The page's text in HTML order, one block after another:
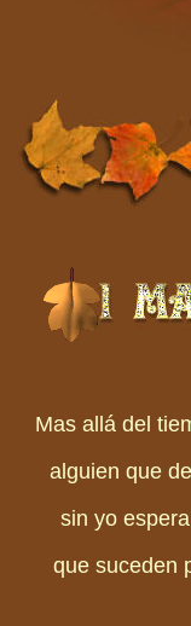
Mas allá del
alguien que
sin yo
que suceden